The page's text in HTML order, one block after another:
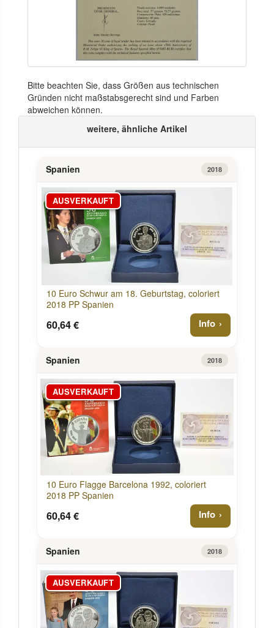
Bitte beachten Sie, dass Größen aus technischen
Gründen nicht maßstabsgerecht sind und Farben
abweichen können.
weitere, ähnliche Artikel
Spanien 2018
AUSVERKAUFT
10 Euro Schwur am 18. Geburtstag, coloriert
2018 PP Spanien
60,64 € Info
Spanien 2018
AUSVERKAUFT
10 Euro Flagge Barcelona 1992, coloriert
2018 PP Spanien
60,64 € Info
Spanien 2018
AUSVERKAUFT